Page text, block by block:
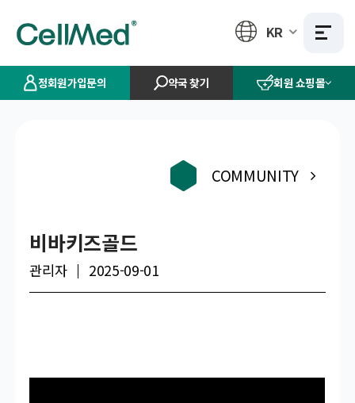
정회원가입문의 약국 찾기 회원 쇼핑몰
KR
COMMUNITY
비바키즈골드
관리자 2025-09-01